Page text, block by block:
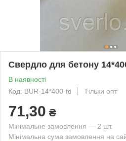
Свердло для бетону
В наявності
Код: BUR-14*400-fd
Тільки опт
71,30 ₴
Мінімальне замовлення — 2 шт.
Мінімальна сума замовлення на